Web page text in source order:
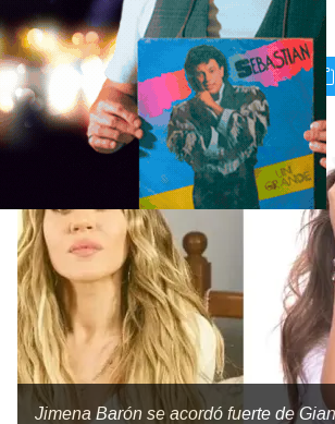
es…”
Jimena Barón se acordó fuerte de